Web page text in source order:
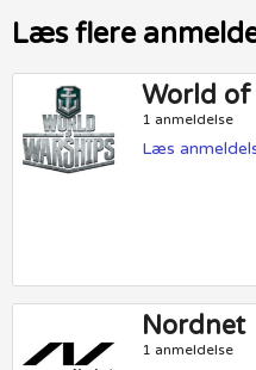
Læs flere
World
1 anmeldelse
Læs
Nordnet
1 anmeldelse